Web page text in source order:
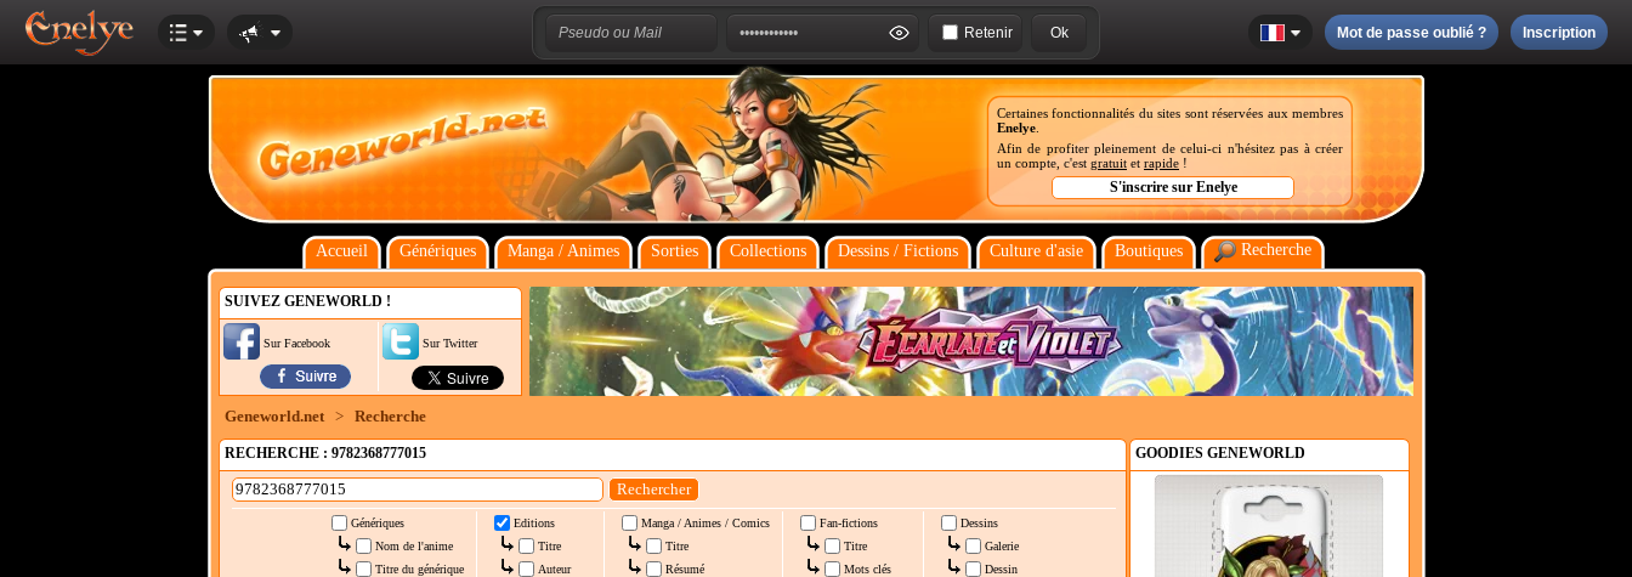
Retenir Mot de passe oublié ? Inscription
Certaines fonctionnalités du sites sont réservées aux membres
Enelye
Afin de profiter pleinement de celui-ci n'hésitez pas à créer
un compte, c'est gratuit et rapide !
Accueil Génériques Manga / Animes Sorties Collections Dessins / Fictions Culture d'asie Boutiques Recherche
SUIVEZ GENEWORLD !
Sur Facebook Sur Twitter
Geneworld.net > Recherche
RECHERCHE : 9782368777015
Génériques
Nom de l'anime
Titre du générique
Editions
Titre
Auteur
Manga / Animes / Comics
Titre
Résumé
Fan-fictions
Titre
Mots clés
Dessins
Galerie
Dessin
GOODIES GENEWORLD